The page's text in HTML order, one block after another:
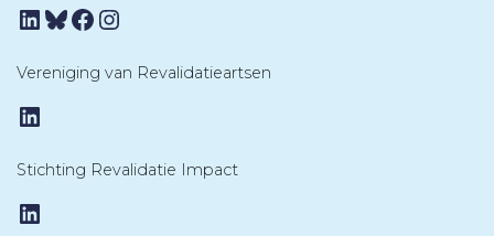
LinkedIn
Bluesky
Facebook
Instagram
Vereniging van Revalidatieartsen
LinkedIn
Stichting Revalidatie Impact
LinkedIn